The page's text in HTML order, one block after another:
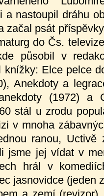
a nastoupil dráhu
začal psát
do Čs.
působil v
knížky: Elce pelce
Anekdoty a
(1972) a
stál u zrodu
v mnoha
ranou,
jsme jej vídat v
hrál v
jasnovidce (jeden